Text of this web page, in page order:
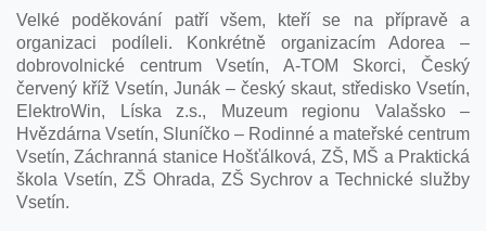
Velké poděkování patří všem, kteří se na přípravě a
organizaci podíleli. Konkrétně organizacím Adorea –
dobrovolnické centrum Vsetín, A-TOM Skorci, Český
červený kříž Vsetín, Junák – český skaut, středisko Vsetín,
ElektroWin, Líska z.s., Muzeum regionu Valašsko –
Hvězdárna Vsetín, Sluníčko – Rodinné a mateřské centrum
Vsetín, Záchranná stanice Hošťálková, ZŠ, MŠ a Praktická
škola Vsetín, ZŠ Ohrada, ZŠ Sychrov a Technické služby
Vsetín.